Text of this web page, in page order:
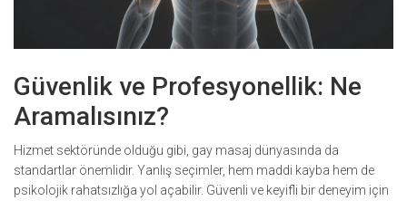
Güvenlik ve Profesyonellik: Ne
Aramalısınız?
Hizmet sektöründe olduğu gibi, gay masaj dünyasında da
standartlar önemlidir. Yanlış seçimler, hem maddi kayba hem de
psikolojik rahatsızlığa yol açabilir. Güvenli ve keyifli bir deneyim için